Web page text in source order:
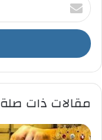
د
خ
ل
ر
د
ا
مقالات ذات صلة